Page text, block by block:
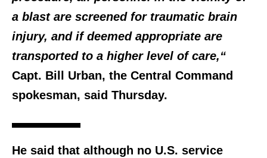
a blast are screened for traumatic brain
injury, and if deemed appropriate are
transported to a higher level of care,“
Capt. Bill Urban, the Central Command
spokesman, said Thursday.
He said that although no U.S. service